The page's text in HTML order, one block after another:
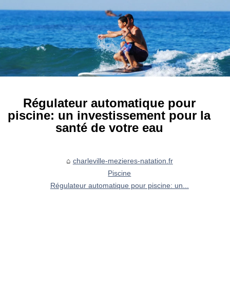
Régulateur automatique pour
piscine: un investissement pour la
santé de votre eau
charleville-mezieres-natation.fr
Piscine
Régulateur automatique pour piscine: un...